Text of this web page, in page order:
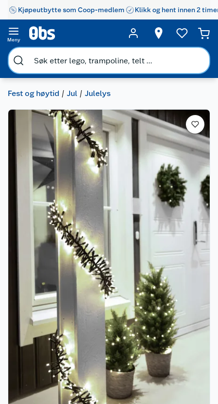
Kjøpeutbytte som Coop-medlem Klikk og hent innen 2
Meny
Fest og høytid Jul Julelys